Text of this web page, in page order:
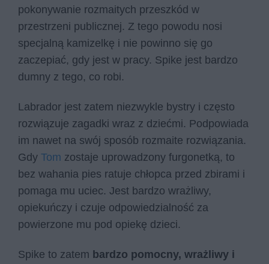
pokonywanie rozmaitych przeszkód w
przestrzeni publicznej. Z tego powodu nosi
specjalną kamizelkę i nie powinno się go
zaczepiać, gdy jest w pracy. Spike jest bardzo
dumny z tego, co robi.
Labrador jest zatem niezwykle bystry i często
rozwiązuje zagadki wraz z dziećmi. Podpowiada
im nawet na swój sposób rozmaite rozwiązania.
Gdy Tom zostaje uprowadzony furgonetką, to
bez wahania pies ratuje chłopca przed zbirami i
pomaga mu uciec. Jest bardzo wrażliwy,
opiekuńczy i czuje odpowiedzialność za
powierzone mu pod opiekę dzieci.
Spike to zatem bardzo pomocny, wrażliwy i